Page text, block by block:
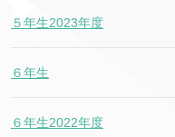
５年生2023年度
６年生
６年生2022年度